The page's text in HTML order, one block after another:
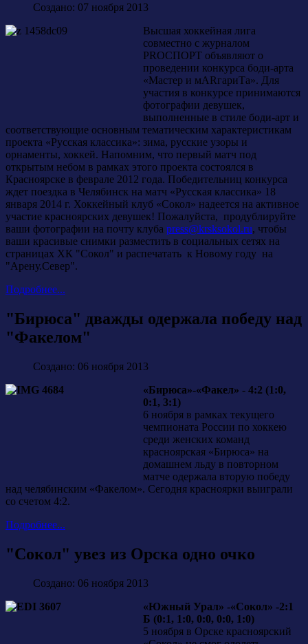
Создано: 07 ноября 2013
Высшая хоккейная лига
совместно с журналом
PROСПОРТ объявляют о
проведении конкурса боди-арта
«Мастер и мARгариTа». Для
участия в конкурсе принимаются
фотографии девушек,
выполненные в стиле боди-арт и
соответствующие основным тематическим характеристикам
проекта «Русская классика»: зима, русские узоры и
орнаменты, хоккей. Напомним, что первый матч под
открытым небом в рамках этого проекта состоялся в
Красноярске в феврале 2012 года. Победительниц конкурса
ждет поездка в Челябинск на матч «Русская классика» 18
января 2014 г. Хоккейный клуб «Сокол» надеется на активное
участие красноярских девушек! Пожалуйста, продублируйте
ваши фотографии на почту клуба press@krsksokol.ru, чтобы
ваши красивые снимки разместить в социальных сетях на
страницах ХК "Сокол" и распечатать к Новому году на
"Арену.Север".
Подробнее...
"Бирюса" дважды одержала победу над
"Факелом"
Создано: 06 ноября 2013
«Бирюса»-«Факел» - 4:2 (1:0,
0:1, 3:1)
6 ноября в рамках текущего
чемпионата России по хоккею
среди женских команд
красноярская «Бирюса» на
домашнем льду в повторном
матче одержала вторую победу
над челябинским «Факелом». Сегодня красноярки выиграли
со счетом 4:2.
Подробнее...
"Сокол" увез из Орска одно очко
Создано: 06 ноября 2013
«Южный Урал» -«Сокол» -2:1
Б (0:1, 1:0, 0:0, 0:0, 1:0)
5 ноября в Орске красноярский